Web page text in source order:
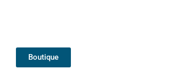
Boutique